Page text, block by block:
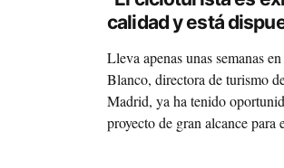
calidad y está
Lleva apenas unas semanas
Blanco, directora de turismo
Madrid, ya ha tenido
proyecto de gran alcance para